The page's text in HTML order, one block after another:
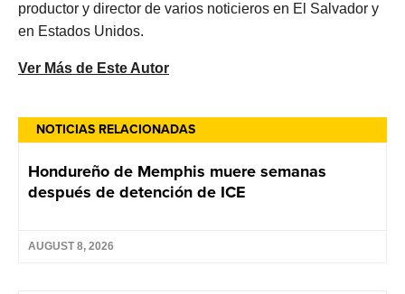
NOTICIAS RELACIONADAS
Hondureño de Memphis muere semanas
después de detención de ICE
AUGUST 8, 2026
productor y director de varios noticieros en El Salvador y
en Estados Unidos.
Ver Más de Este Autor